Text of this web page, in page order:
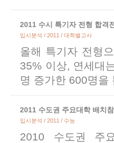
입시분석 / 2011 / 대학별고사
올해 특기자 전형
35% 이상, 연세대
명 증가한 600명을
2011 수도권 주요대학 배치
입시분석 / 2011 / 수능
2010 수도권 주